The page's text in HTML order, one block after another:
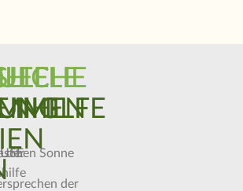
der
Sonne
der